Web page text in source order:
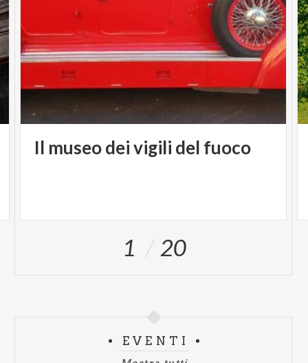
Il museodeivigili del fuoco
1 20
EVENTI